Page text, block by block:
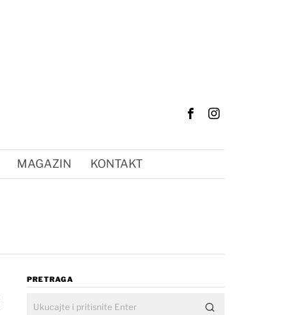
MAGAZIN KONTAKT
PRETRAGA